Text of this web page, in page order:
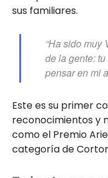
sus familiares.
“Ha sido muy
de la gente:
pensar en mi
Este es su primer
reconocimientos y
como el Premio
categoría de